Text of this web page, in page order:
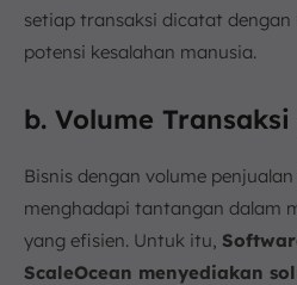
setiap transaksi dicatat
potensi kesalahan manusia.
b. Volume
Bisnis dengan volume
menghadapi tantangan dalam
yang efisien. Untuk itu,
ScaleOcean menyediakan